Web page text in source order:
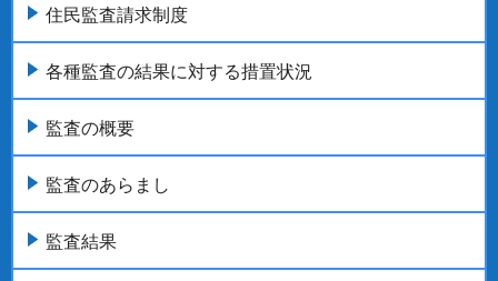
住民監査請求制度
各種監査の結果に対する措置状況
監査の概要
監査のあらまし
監査結果